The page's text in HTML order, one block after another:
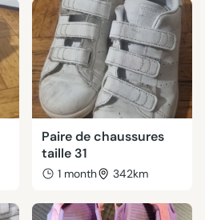
Paire de chaussures
taille 31
1 month 342km